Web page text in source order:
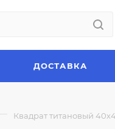
ДОСТАВКА
Квадрат титановый